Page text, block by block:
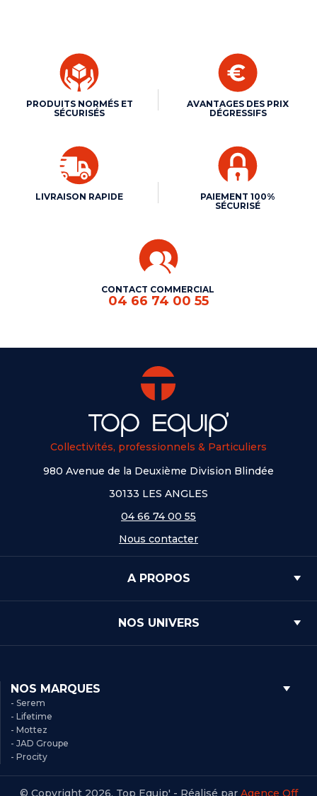
PRODUITS NORMÉS ET
SÉCURISÉS
AVANTAGES DES PRIX
DÉGRESSIFS
LIVRAISON RAPIDE
PAIEMENT 100%
SÉCURISÉ
CONTACT COMMERCIAL
04 66 74 00 55
Collectivités, professionnels & Particuliers
980 Avenue de la Deuxième Division Blindée
30133 LES ANGLES
04 66 74 00 55
Nous contacter
A PROPOS
NOS UNIVERS
NOS MARQUES
- Serem
- Lifetime
- Mottez
- JAD Groupe
- Procity
© Copyright 2026, Top Equip' - Réalisé par Agence Off